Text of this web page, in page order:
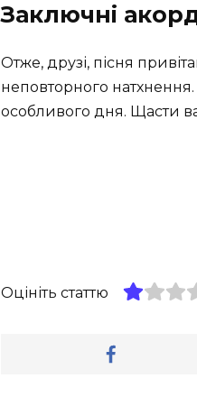
Заключні
Отже, друзі, пісня
неповторного
особливого дня. Щасти
Оцініть статтю